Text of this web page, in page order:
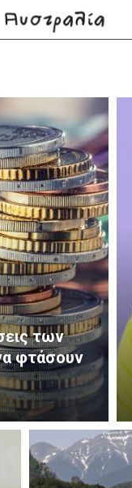
των
φτάσουν